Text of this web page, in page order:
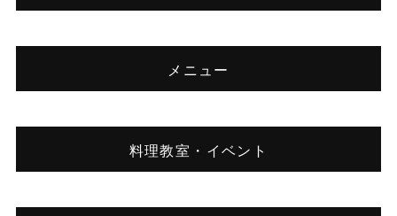
メニュー
料理教室・イベント